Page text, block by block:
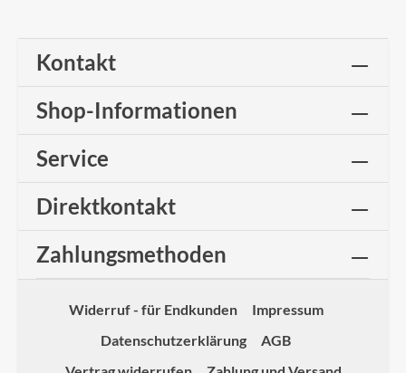
Kontakt
Shop-Informationen
Service
Direktkontakt
Zahlungsmethoden
Widerruf - für Endkunden
Impressum
Datenschutzerklärung
AGB